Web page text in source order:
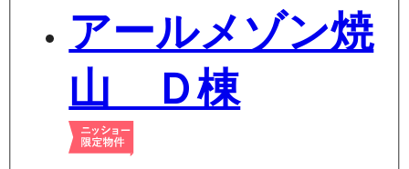
アールメゾン焼
山 Ｄ棟